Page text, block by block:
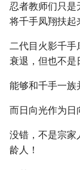
忍者教师们只是
将千手凤翔扶起
二代目火影千手
衰退，但也不是
能够和千手一族
而日向光作为日
没错，不是宗家
龄人！